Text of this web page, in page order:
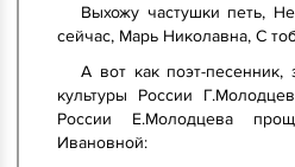
Выхожу частушки петь,
сейчас, Марь Николавна, С
А вот как поэт-песенник,
культуры России
России Е.Молодцева
Ивановной: